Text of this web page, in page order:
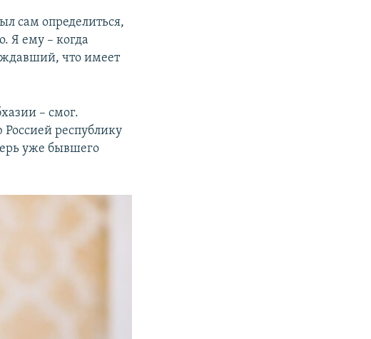
сам определиться,
Я ему – когда
что имеет
– смог.
республику
уже бывшего